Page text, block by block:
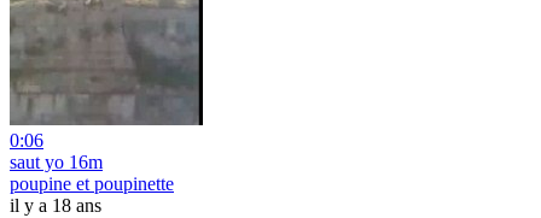
0:06
saut yo 16m
poupine et poupinette
il y a 18 ans